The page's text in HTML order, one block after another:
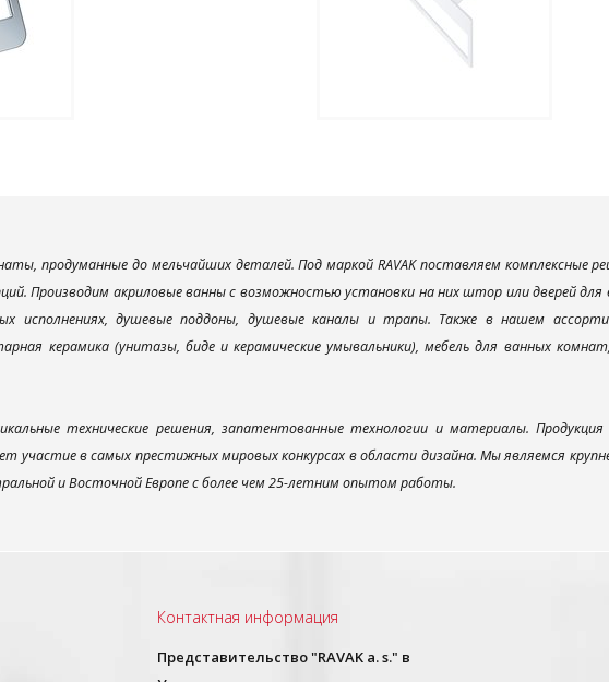
продуманные до мельчайших деталей. Под маркой RAVAK поставляем комплексные
Производим акриловые ванны с возможностью установки на них штор или дверей для
исполнениях, душевые поддоны, душевые каналы и трапы. Также в нашем
керамика (унитазы, биде и керамические умывальники), мебель для ванных
технические решения, запатентованные технологии и материалы. Продукция
участие в самых престижных мировых конкурсах в области дизайна. Мы являемся
и Восточной Европе с более чем 25-летним опытом работы.
Контактная информация
Представительство "RAVAK a. s." в